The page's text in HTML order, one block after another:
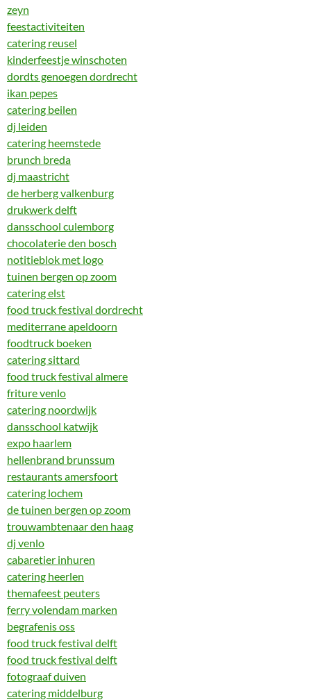
zeyn
feestactiviteiten
catering reusel
kinderfeestje winschoten
dordts genoegen dordrecht
ikan pepes
catering beilen
dj leiden
catering heemstede
brunch breda
dj maastricht
de herberg valkenburg
drukwerk delft
dansschool culemborg
chocolaterie den bosch
notitieblok met logo
tuinen bergen op zoom
catering elst
food truck festival dordrecht
mediterrane apeldoorn
foodtruck boeken
catering sittard
food truck festival almere
friture venlo
catering noordwijk
dansschool katwijk
expo haarlem
hellenbrand brunssum
restaurants amersfoort
catering lochem
de tuinen bergen op zoom
trouwambtenaar den haag
dj venlo
cabaretier inhuren
catering heerlen
themafeest peuters
ferry volendam marken
begrafenis oss
food truck festival delft
food truck festival delft
fotograaf duiven
catering middelburg